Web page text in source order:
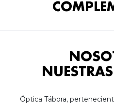
Óptica Tábora,